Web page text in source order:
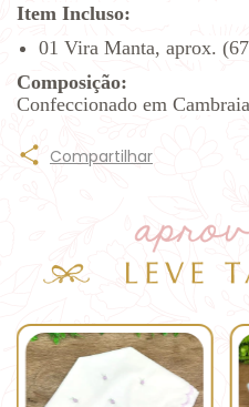
Item Incluso:
01 Vira Manta, aprox.
Composição:
Confeccionado em
Compartilhar